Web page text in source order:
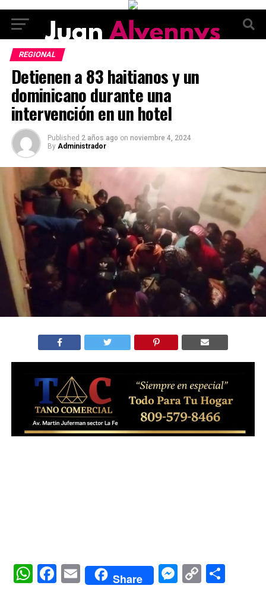
REGIONAL
Detienen a 83 haitianos y un
dominicano durante una
intervención en un hotel
Published 2 años ago on noviembre 4, 2024
By Administrador
WhatsApp
Facebook
EmailShare
Copy